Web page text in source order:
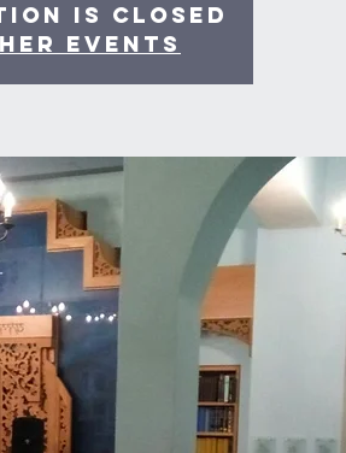
is Closed
events